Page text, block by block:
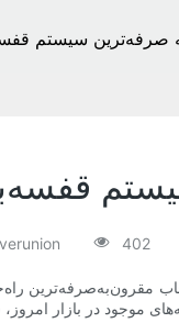
صرفه‌ترین سیستم
402
مقرون‌به‌صرفه‌ترین